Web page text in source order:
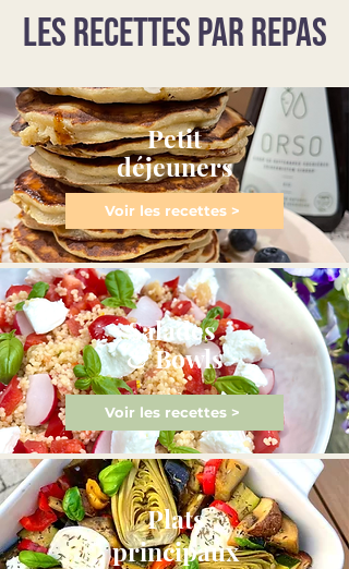
LES RECETTES PAR REPAS
Petit
déjeuners
Voir les recettes >
Voir les recettes >
Salades
& Bowls
Plats
principaux